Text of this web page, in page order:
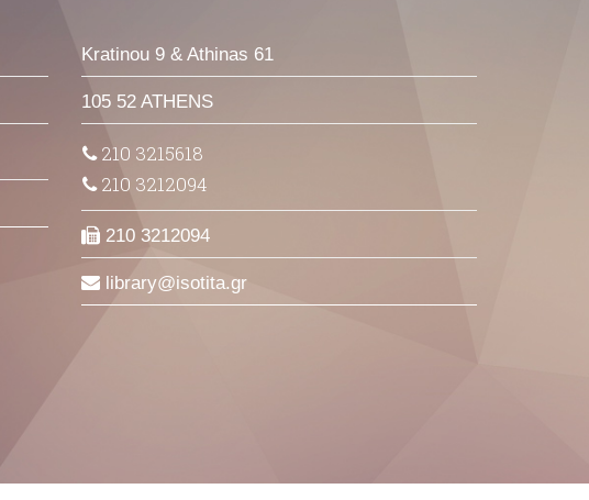
Kratinou 9 & Athinas 61
105 52 ATHENS
210 3215618
210 3212094
210 3212094
library isotita gr